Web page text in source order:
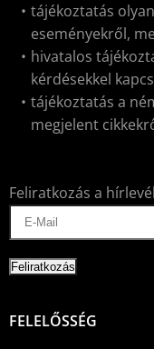
tájékoztatás
eseményekről,
hivatalos
kérdésekkel
tájékoztatás a
megjelent
Feliratkozás a
FELELŐSSÉG